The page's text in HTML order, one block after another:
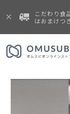
こだわり食
はおまけつき